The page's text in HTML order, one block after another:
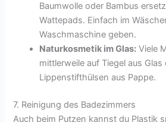
Baumwolle oder Bambus
Wattepads. Einfach im
Waschmaschine geben.
Naturkosmetik im Glas: Viele
mittlerweile auf Tiegel aus Glas
Lippenstifthülsen aus Pappe.
7. Reinigung des Badezimmers
Auch beim Putzen kannst du Plastik